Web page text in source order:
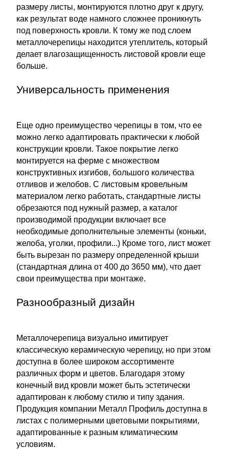
размеру листы, монтируются плотно друг к другу,
как результат воде намного сложнее проникнуть
под поверхность кровли. К тому же под слоем
металлочерепицы находится утеплитель, который
делает влагозащищенность листовой кровли еще
больше.
Универсальность применения
Еще одно преимущество черепицы в том, что ее
можно легко адаптировать практически к любой
конструкции кровли. Такое покрытие легко
монтируется на ферме с множеством
конструктивных изгибов, большого количества
отливов и желобов. С листовым кровельным
материалом легко работать, стандартные листы
обрезаются под нужный размер, а каталог
производимой продукции включает все
необходимые дополнительные элементы (коньки,
желоба, уголки, профили...) Кроме того, лист может
быть вырезан по размеру определенной крыши
(стандартная длина от 400 до 3650 мм), что дает
свои преимущества при монтаже.
Разнообразный дизайн
Металлочерепица визуально имитирует
классическую керамическую черепицу, но при этом
доступна в более широком ассортименте
различных форм и цветов. Благодаря этому
конечный вид кровли может быть эстетически
адаптирован к любому стилю и типу здания.
Продукция компании Металл Профиль доступна в
листах с полимерными цветовыми покрытиями,
адаптированные к разным климатическим
условиям.